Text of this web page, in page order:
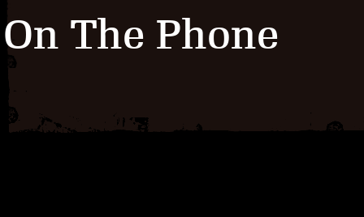
On The Phone